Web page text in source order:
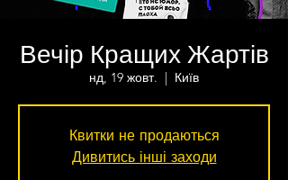
Вечір Кращих Жартів
нд, 19 жовт.
  |
Київ
Квитки не продаються
Дивитись інші заходи